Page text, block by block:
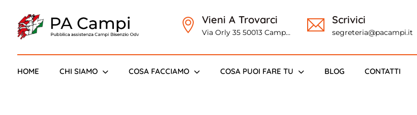
Vieni A Trovarci
Via Orly 35 50013 Campi
Scrivici
segreteria@pacampi.it
HOME CHI SIAMO COSA FACCIAMO COSA PUOI FARE TU BLOG CONTATTI